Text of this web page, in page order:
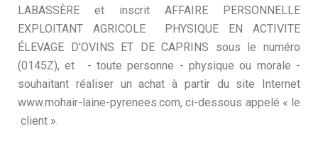
LABASSÈRE et inscrit AFFAIRE PERSONNELLE
EXPLOITANT AGRICOLE PHYSIQUE EN ACTIVITE
ÉLEVAGE D’OVINS ET DE CAPRINS sous le numéro
(0145Z), et - toute personne - physique ou morale -
souhaitant réaliser un achat à partir du site Internet
www.mohair-laine-pyrenees.com, ci-dessous appelé « le
client ».